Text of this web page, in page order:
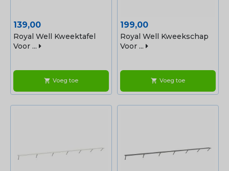
Prijs
139,00
Royal Well Kweektafel
Voor ...
shopping_cart Voeg toe
Prijs
199,00
Royal Well Kweekschap
Voor ...
shopping_cart Voeg toe